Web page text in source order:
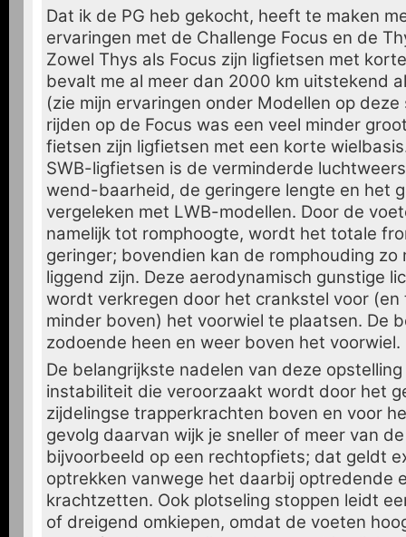
Dat ik de PG heb gekocht, heeft te maken
ervaringen met de Challenge Focus en de
Zowel Thys als Focus zijn ligfietsen met
bevalt me al meer dan 2000 km uitstekend
(zie mijn ervaringen onder Modellen op
rijden op de Focus was een veel minder
fietsen zijn ligfietsen met een korte
SWB-ligfietsen is de verminderde
wend-baarheid, de geringere lengte en het
vergeleken met LWB-modellen. Door de
namelijk tot romphoogte, wordt het totale
geringer; bovendien kan de romphouding zo
liggend zijn. Deze aerodynamisch gunstige
wordt verkregen door het crankstel voor (en
minder boven) het voorwiel te plaatsen. De
zodoende heen en weer boven het voorwiel.
De belangrijkste nadelen van deze
instabiliteit die veroorzaakt wordt door het
zijdelingse trapperkrachten boven en voor
gevolg daarvan wijk je sneller of meer van
bijvoorbeeld op een rechtopfiets; dat geldt
optrekken vanwege het daarbij optredende
krachtzetten. Ook plotseling stoppen leidt
of dreigend omkiepen, omdat de voeten